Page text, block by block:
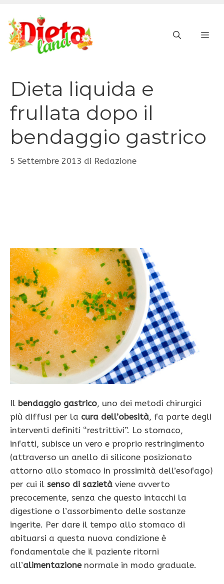
contenuto
Dieta liquida e
frullata dopo il
bendaggio gastrico
5 Settembre 2013 di Redazione
Il bendaggio gastrico, uno dei metodi chirurgici
più diffusi per la cura dell’obesità, fa parte degli
interventi definiti “restrittivi”. Lo stomaco,
infatti, subisce un vero e proprio restringimento
(attraverso un anello di silicone posizionato
attorno allo stomaco in prossimità dell’esofago)
per cui il senso di sazietà viene avverto
precocemente, senza che questo intacchi la
digestione o l’assorbimento delle sostanze
ingerite. Per dare il tempo allo stomaco di
abituarsi a questa nuova condizione è
fondamentale che il paziente ritorni
all’alimentazionenormale in modo graduale.